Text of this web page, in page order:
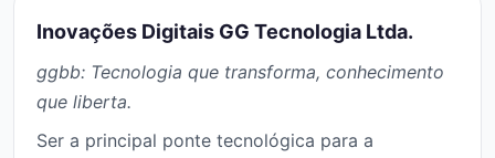
Inovações Digitais GG Tecnologia Ltda.
ggbb: Tecnologia que transforma, conhecimento
que liberta.
Ser a principal ponte tecnológica para a